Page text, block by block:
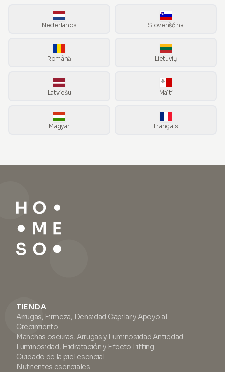
Nederlands Slovenščina
Română Lietuvių
Latviešu Malti
Magyar Français
TIENDA
Arrugas, Firmeza, Densidad Capilar y Apoyo al
Crecimiento
Manchas oscuras, Arrugas y Luminosidad Antiedad
Luminosidad, Hidratación y Efecto Lifting
Cuidado de la piel esencial
Nutrientes esenciales